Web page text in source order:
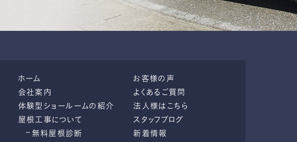
ホーム
会社案内
体験型ショールームの紹介
屋根工事について
無料屋根診断
お客様の声
よくあるご質問
法人様はこちら
スタッフブログ
新着情報